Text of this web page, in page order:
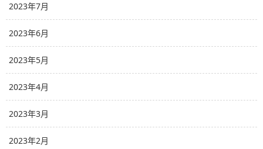
2023年7月
2023年6月
2023年5月
2023年4月
2023年3月
2023年2月